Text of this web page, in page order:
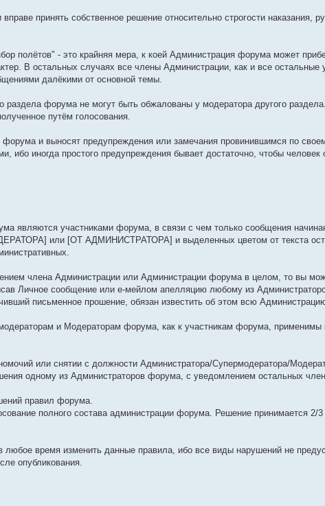
принять собственное решение относительно строгости наказания,
полётов" - это крайняя мера, к коей Администрация форума может
В остальных случаях все члены Администрации, как и все остальные
далёкими от основной темы.
форума не могут быть обжалованы у модератора другого
путём голосования.
и выносят предупреждения или замечания провинившимся по
ибо иногда простого предупреждения бывает достаточно, чтобы
являются участниками форума, в связи с чем только сообщения
или [ОТ АДМИНИСТРАТОРА] и выделенных цветом от текста
члена Администрации или Администрации форума в целом, то вы
Личное сообщение или е-мейлом апелляцию любому из
письменное прошение, обязан известить об этом всю
и Модераторам форума, как к участникам форума,
или снятии с должности Администратора/Супермодератора/
одному из Администраторов форума, с уведомлением остальных
правил форума.
полного состава администрации форума. Решение принимается 2/3
время изменить данные правила, ибо все виды нарушений не
опубликования.